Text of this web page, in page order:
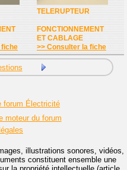
fiche
TELERUPTEUR
FONCTIONNEMENT
ET CABLAGE
>> Consulter la fiche
forum Électricité
moteur du forum
illustrations sonores, vidéos,
constituent ensemble une
la propriété intellectuelle (article